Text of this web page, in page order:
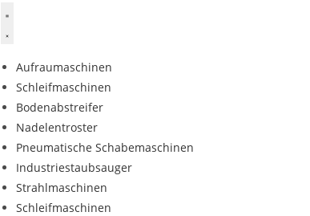
Aufraumaschinen
Schleifmaschinen
Bodenabstreifer
Nadelentroster
Pneumatische Schabemaschinen
Industriestaubsauger
Strahlmaschinen
Schleifmaschinen